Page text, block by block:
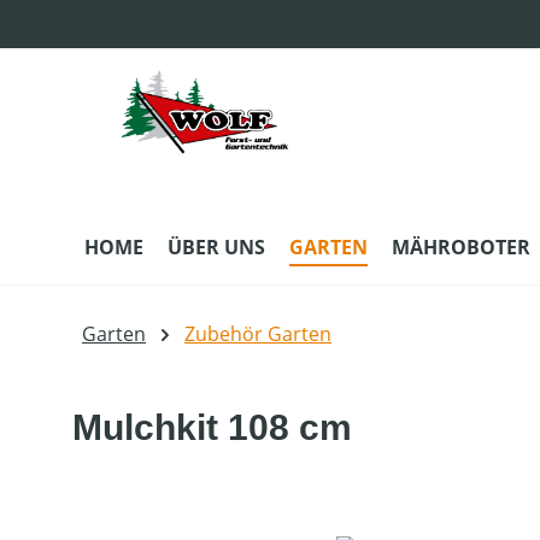
HOME ÜBER UNS GARTEN MÄHROBOTER
Garten Zubehör Garten
Mulchkit 108 cm